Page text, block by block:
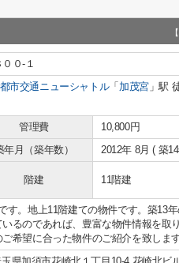
０-１
市交通ニューシャトル「 加茂宮」駅
管理費
10,800円
年月（築年数） 2012年 8月 ( 築
階建 11階建
す。地上11階建ての物件です。築13
るのであれば、豊富な物件情報を取
希望に合った物件のご紹介を致します